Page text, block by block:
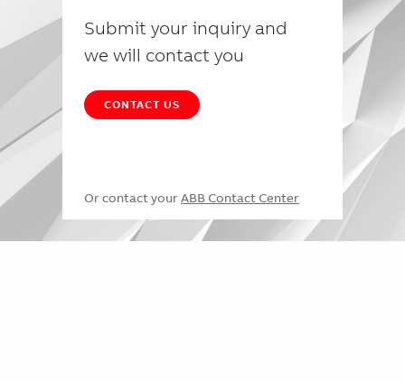
Submit your inquiry and
we will contact you
CONTACT US
Or contact your ABB Contact Center